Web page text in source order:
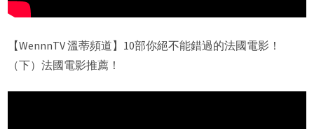
【WennnTV 溫蒂頻道】10部你絕不能錯過的法國電影！
（下）法國電影推薦！